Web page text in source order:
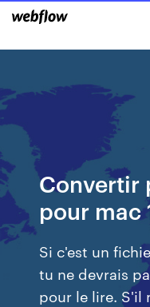
Convertir
pour mac
Si c'est un
tu ne devrais
pour le lire. S'il